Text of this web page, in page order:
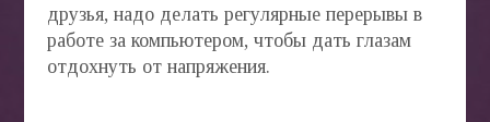
друзья, надо делать регулярные перерывы в
работе за компьютером, чтобы дать глазам
отдохнуть от напряжения.